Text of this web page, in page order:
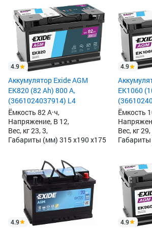
4.9
Аккумулятор Exide AGM
EK820 (82 Ah) 800 А,
(3661024037914) L4
Ёмкость 82 А·ч,
Напряжение, В 12,
Вес, кг 23, 3,
Габариты (мм) 315 x190 x175
4.9
EK1060
Ёмкость
Вес, кг 29,
4.9 4.9